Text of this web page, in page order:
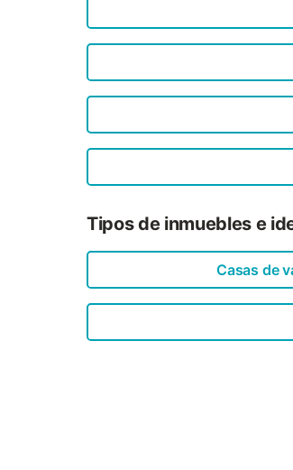
Tipos de inmuebles e
Casas de